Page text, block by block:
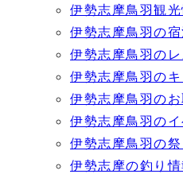
伊勢志摩鳥羽観光
伊勢志摩鳥羽の宿
伊勢志摩鳥羽の
伊勢志摩鳥羽の
伊勢志摩鳥羽の
伊勢志摩鳥羽のイ
伊勢志摩鳥羽の祭
伊勢志摩の釣り情